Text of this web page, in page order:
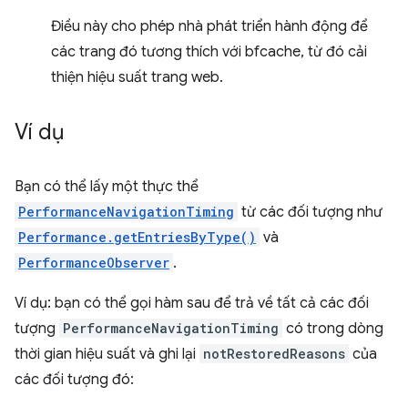
Điều này cho phép nhà phát triển hành động để
các trang đó tương thích với bfcache, từ đó cải
thiện hiệu suất trang web.
Ví dụ
Bạn có thể lấy một thực thể
PerformanceNavigationTiming từ các đối tượng như
Performance.getEntriesByType() và
PerformanceObserver .
Ví dụ: bạn có thể gọi hàm sau để trả về tất cả các đối
tượng PerformanceNavigationTiming có trong dòng
thời gian hiệu suất và ghi lại notRestoredReasons của
các đối tượng đó: